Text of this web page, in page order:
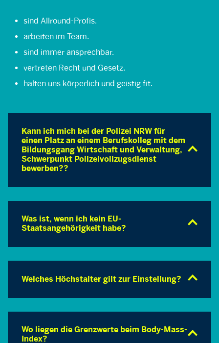
sind Allround-Profis.
arbeiten im Team.
sind immer ansprechbar.
vertreten Recht und Gesetz.
halten uns körperlich und geistig fit.
Kann ich mich bei der Polizei NRW für
einen Platz an einem Berufskolleg mit dem
Bildungsgang Wirtschaft und Verwaltung,
Schwerpunkt Polizeivollzugsdienst
bewerben??
Was ist, wenn ich kein EU-
Staatsangehörigkeit habe?
Welches Höchstalter gilt zur Einstellung?
Wo liegen die Grenzwerte beim Body-Mass-
Index?